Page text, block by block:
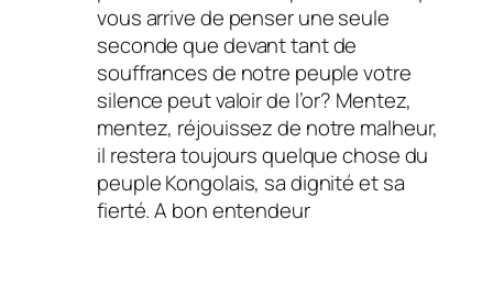
vous arrive de penser une seule
seconde que devant tant de
souffrances de notre peuple votre
silence peut valoir de l’or? Mentez,
mentez, réjouissez de notre malheur,
il restera toujours quelque chose du
peuple Kongolais, sa dignité et sa
fierté. A bon entendeur